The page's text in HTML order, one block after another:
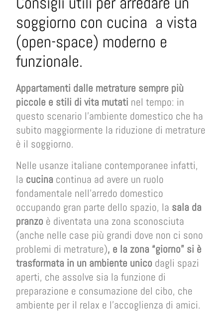
soggiorno con cucina a vista
(open-space) moderno e
funzionale.
Appartamenti dalle metrature sempre più
piccole e stili di vita mutati nel tempo: in
questo scenario l’ambiente domestico che ha
subito maggiormente la riduzione di metrature
è il soggiorno.
Nelle usanze italiane contemporanee infatti,
la cucina continua ad avere un ruolo
fondamentale nell’arredo domestico
occupando gran parte dello spazio, la sala da
pranzo è diventata una zona sconosciuta
(anche nelle case più grandi dove non ci sono
problemi di metrature), e la zona “giorno” si è
trasformata in un ambiente unico dagli spazi
aperti, che assolve sia la funzione di
preparazione e consumazione del cibo, che
ambiente per il relax e l’accoglienza di amici.